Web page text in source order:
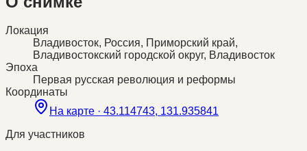
Локация
Владивосток, Россия, Приморский край,
Владивостокский городской округ, Владивосток
Эпоха
Первая русская революция и реформы
Координаты
На карте · 43.114743, 131.935841
Для участников